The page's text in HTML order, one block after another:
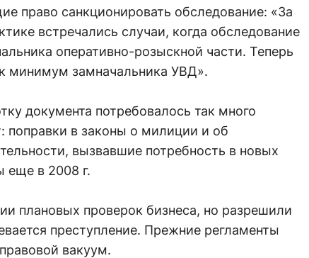
право санкционировать обследование: «За
встречались случаи, когда обследование
оперативно-розыскной части. Теперь
минимум замначальника УВД».
документа потребовалось так много
поправки в законы о милиции и об
вызвавшие потребность в новых
еще в 2008 г.
плановых проверок бизнеса, но разрешили
преступление. Прежние регламенты
вакуум.